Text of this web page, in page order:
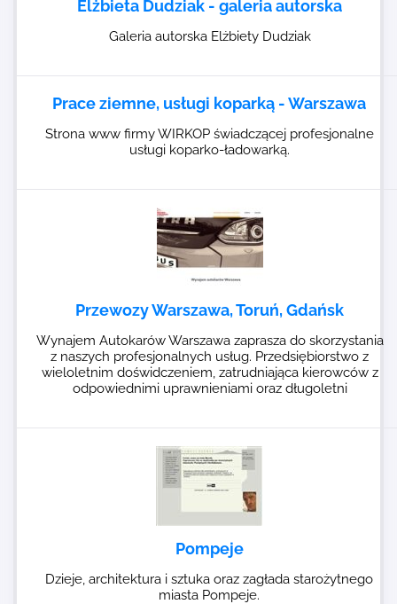
Elżbieta Dudziak - galeria autorska
Galeria autorska Elżbiety Dudziak
Prace ziemne, usługi koparką - Warszawa
Strona www firmy WIRKOP świadczącej profesjonalne
usługi koparko-ładowarką.
Przewozy Warszawa, Toruń, Gdańsk
Wynajem Autokarów Warszawa zaprasza do skorzystania
z naszych profesjonalnych usług. Przedsiębiorstwo z
wieloletnim doświdczeniem, zatrudniająca kierowców z
odpowiednimi uprawnieniami oraz długoletni
Pompeje
Dzieje, architektura i sztuka oraz zagłada starożytnego
miasta Pompeje.